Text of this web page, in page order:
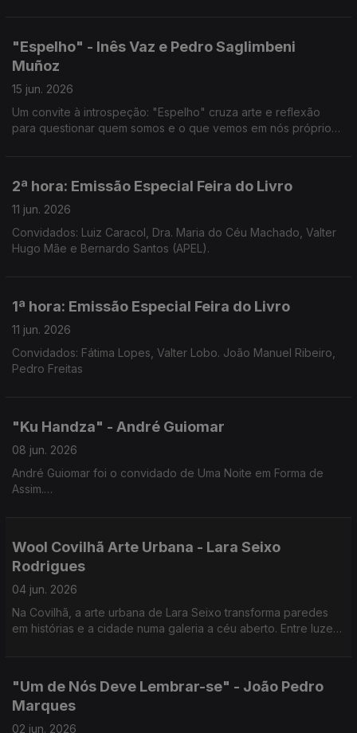
"Espelho" - Inês Vaz e Pedro Saglimbeni
Muñoz
15 jun. 2026
Um convite à introspeção: "Espelho" cruza arte e reflexão
para questionar quem somos e o que vemos em nós próprios.
2ª hora: Emissão Especial Feira do Livro
11 jun. 2026
Convidados: Luiz Caracol, Dra. Maria do Céu Machado, Valter
Hugo Mãe e Bernardo Santos (APEL).
1ª hora: Emissão Especial Feira do Livro
11 jun. 2026
Convidados: Fátima Lopes, Valter Lobo. João Manuel Ribeiro,
Pedro Freitas
"Ku Handza" - André Guiomar
08 jun. 2026
André Guiomar foi o convidado de Uma Noite em Forma de
Assim.
Wool Covilhã Arte Urbana - Lara Seixo
Rodrigues
04 jun. 2026
Na Covilhã, a arte urbana de Lara Seixo transforma paredes
em histórias e a cidade numa galeria a céu aberto. Entre luzes,
"Um de Nós Deve Lembrar-se" - João Pedro
Marques
02 jun. 2026